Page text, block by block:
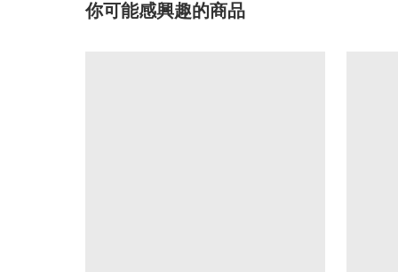
你可能感興趣的商品